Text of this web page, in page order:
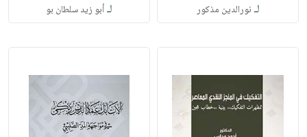
لـ نورالدين مذكور لـأبو زيد سلطان بو